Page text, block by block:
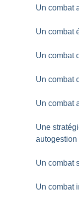
Un combat
Un combat
Un combat
Un combat
Un combat
Une
autogestion
Un combat
Un combat